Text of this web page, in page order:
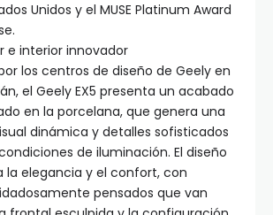
Unidos y el MUSE Platinum Award
e interior innovador
los centros de diseño de Geely en
el Geely EX5 presenta un acabado
en la porcelana, que genera una
dinámica y detalles sofisticados
de iluminación. El diseño
la elegancia y el confort, con
pensados que van